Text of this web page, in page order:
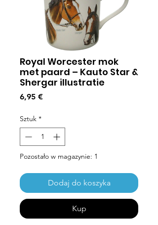
Royal Worcester mok
met paard – Kauto Star &
Shergar illustratie
6,95 €Cena
Sztuk *
Pozostało w magazynie: 1
Dodaj do koszyka
Kup